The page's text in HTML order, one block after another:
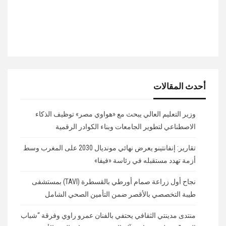
أحدث المقالات
وزير التعليم العالي يبحث مع «هواوي مصر» توظيف الذكاء
الاصطناعي لتطوير الجامعات وبناء الكوادر الرقمية
تقارير: إنفانتينو يعرض نهائي مونديال 2030 على المغرب وسط
أزمة تهدد مستقبله في رئاسة «فيفا»
نجاح أول زراعة صمام أورطي بالقسطرة (TAVI) بمستشفى
طيبة التخصصي بالأقصر ضمن التأمين الصحي الشامل
منتدى مدينتي الثقافي يحتفي بالفنان عمرو راوي وفرقة “شباب